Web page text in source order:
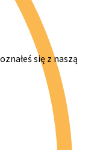
się z naszą